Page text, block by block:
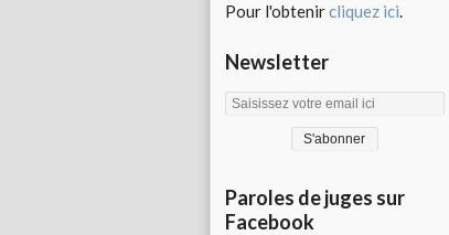
Pour l'obtenircliquez ici.
Newsletter
Paroles de juges sur
Facebook